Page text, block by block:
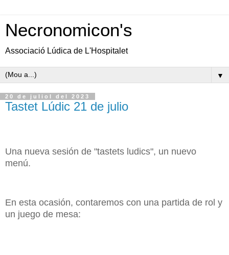
Necronomicon's
Associació Lúdica de L'Hospitalet
▼
20 de juliol del 2023
Tastet Lúdic 21 de julio
Una nueva sesión de "tastets ludics", un nuevo
menú.
En esta ocasión, contaremos con una partida de rol y
un juego de mesa: